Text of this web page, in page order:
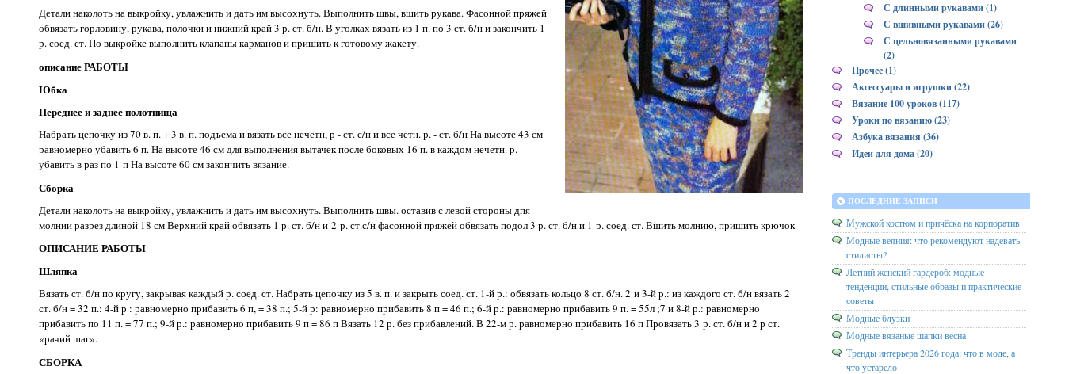
Детали наколоть на выкройку, увлажнить и дать им высохнуть. Выполнить швы, вшить рукава. Фасонной пряжей
обвязать горловину, рукава, полочки и нижний край 3 р. ст. б/н. В уголках вязать из 1 п. по 3 ст. б/н и закончить 1
р. соед. ст. По выкройке выполнить клапаны карманов и пришить к готовому жакету.
описание РАБОТЫ
Юбка
Переднее и заднее полотнища
Набрать цепочку из 70 в. п. + 3 в. п. подъема и вязать все нечетн, р - ст. с/н и все четн. р. - ст. б/н На высоте 43 см
равномерно убавить 6 п. На высоте 46 см для выполнения вытачек после боковых 16 п. в каждом нечетн. р.
убавить в раз по 1 п На высоте 60 см закончить вязание.
Сборка
Детали наколоть на выкройку, увлажнить и дать им высохнуть. Выполнить швы. оставив с левой стороны дпя
молнии разрез длиной 18 см Верхний край обвязать 1 р. ст. б/н и 2 р. ст.с/н фасонной пряжей обвязать подол 3 р. ст. б/н и 1 р. соед. ст. Вшить молнию, пришить крючок
ОПИСАНИЕ РАБОТЫ
Шляпка
Вязать ст. б/н по кругу, закрывая каждый р. соед. ст. Набрать цепочку из 5 в. п. и закрыть соед. ст. 1-й р.: обвязать кольцо 8 ст. б/н. 2 и 3-й р.: из каждого ст. б/н вязать 2
ст. б/н = 32 п.: 4-й р : равномерно прибавить 6 п, = 38 п.; 5-й р: равномерно прибавить 8 п = 46 п.; 6-й р.: равномерно прибавить 9 п. = 55л ;7 и 8-й р.: равномерно
прибавить по 11 п. = 77 п.; 9-й р.: равномерно прибавить 9 п = 86 п Вязать 12 р. без прибавлений. В 22-м р. равномерно прибавить 16 п Провязать 3 р. ст. б/н и 2 р ст.
«рачий шаг».
СБОРКА
С длинными рукавами (1)
С вшивными рукавами (26)
С цельновязанными рукавами
(2)
Прочее (1)
Аксессуары и игрушки (22)
Вязание 100 уроков (117)
Уроки по вязанию (23)
Азбука вязания (36)
Идеи для дома (20)
ПОСЛЕДНИЕ ЗАПИСИ
Мужской костюм и причёска на корпоратив
Модные веяния: что рекомендуют надевать
стилисты?
Летний женский гардероб: модные
тенденции, стильные образы и практические
советы
Модные блузки
Модные вязаные шапки весна
Тренды интерьера 2026 года: что в моде, а
что устарело